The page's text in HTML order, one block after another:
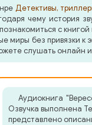
Детективы,
чему история
с
миры без
слушать онлайн
Аудиокнига
Озвучка выполнена
представлено